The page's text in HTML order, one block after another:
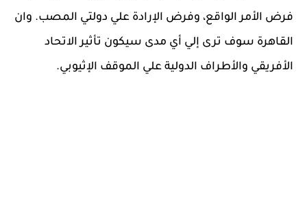
فرض الأمر الواقع، وفرض الإرادة علي دولتي المصب. وان
القاهرة سوف ترى إلي أي مدى سيكون تأثير الاتحاد
الأفريقي والأطراف الدولية علي الموقف الإثيوبي.